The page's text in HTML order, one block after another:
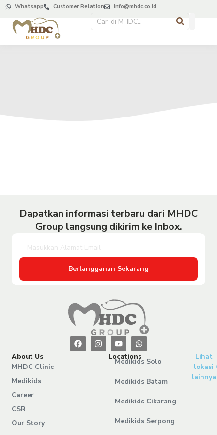
Whatsapp Customer Relation info@mhdc.co.id
Dapatkan informasi terbaru dari MHDC
Group langsung dikirim ke Inbox.
Berlangganan Sekarang
About Us
MHDC Clinic
Medikids
Career
CSR
Our Story
Locations
Medikids Solo
Medikids Batam
Medikids Cikarang
Medikids Serpong
Lihat
lokasi
lainnya